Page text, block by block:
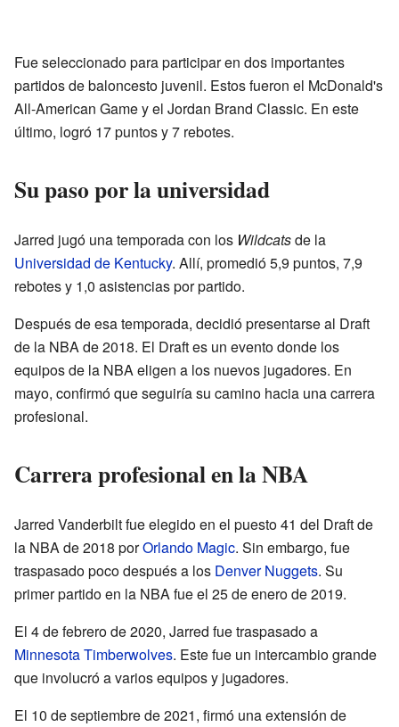
Fue seleccionado para participar en dos importantes
partidos de baloncesto juvenil. Estos fueron el McDonald's
All-American Game y el Jordan Brand Classic. En este
último, logró 17 puntos y 7 rebotes.
Su paso por la universidad
Jarred jugó una temporada con los Wildcatsde la
Universidad de Kentucky. Allí, promedió 5,9 puntos, 7,9
rebotes y 1,0 asistencias por partido.
Después de esa temporada, decidió presentarse al Draft
de la NBA de 2018. El Draft es un evento donde los
equipos de la NBA eligen a los nuevos jugadores. En
mayo, confirmó que seguiría su camino hacia una carrera
profesional.
Carrera profesional en la NBA
Jarred Vanderbilt fue elegido en el puesto 41 del Draft de
la NBA de 2018 porOrlando Magic. Sin embargo, fue
traspasado poco después a los Denver Nuggets. Su
primer partido en la NBA fue el 25 de enero de 2019.
El 4 de febrero de 2020, Jarred fue traspasado a
Minnesota Timberwolves. Este fue un intercambio grande
que involucró a varios equipos y jugadores.
El 10 de septiembre de 2021, firmó una extensión de